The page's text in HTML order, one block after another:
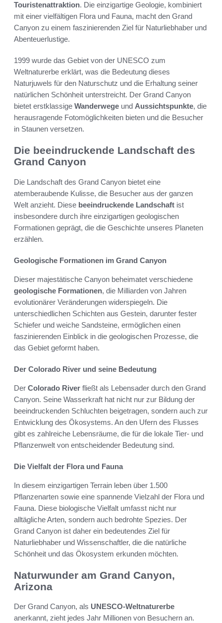
Touristenattraktion. Die einzigartige Geologie, kombiniert
mit einer vielfältigen Flora und Fauna, macht den Grand
Canyon zu einem faszinierenden Ziel für Naturliebhaber und
Abenteuerlustige.
1999 wurde das Gebiet von der UNESCO zum
Weltnaturerbe erklärt, was die Bedeutung dieses
Naturjuwels für den Naturschutz und die Erhaltung seiner
natürlichen Schönheit unterstreicht. Der Grand Canyon
bietet erstklassige Wanderwege und Aussichtspunkte, die
herausragende Fotomöglichkeiten bieten und die Besucher
in Staunen versetzen.
Die beeindruckende Landschaft des
Grand Canyon
Die Landschaft des Grand Canyon bietet eine
atemberaubende Kulisse, die Besucher aus der ganzen
Welt anzieht. Diese beeindruckende Landschaft ist
insbesondere durch ihre einzigartigen geologischen
Formationen geprägt, die die Geschichte unseres Planeten
erzählen.
Geologische Formationen im Grand Canyon
Dieser majestätische Canyon beheimatet verschiedene
geologische Formationen, die Milliarden von Jahren
evolutionärer Veränderungen widerspiegeln. Die
unterschiedlichen Schichten aus Gestein, darunter fester
Schiefer und weiche Sandsteine, ermöglichen einen
faszinierenden Einblick in die geologischen Prozesse, die
das Gebiet geformt haben.
Der Colorado River und seine Bedeutung
Der Colorado River fließt als Lebensader durch den Grand
Canyon. Seine Wasserkraft hat nicht nur zur Bildung der
beeindruckenden Schluchten beigetragen, sondern auch zur
Entwicklung des Ökosystems. An den Ufern des Flusses
gibt es zahlreiche Lebensräume, die für die lokale Tier- und
Pflanzenwelt von entscheidender Bedeutung sind.
Die Vielfalt der Flora und Fauna
In diesem einzigartigen Terrain leben über 1.500
Pflanzenarten sowie eine spannende Vielzahl der Flora und
Fauna. Diese biologische Vielfalt umfasst nicht nur
alltägliche Arten, sondern auch bedrohte Spezies. Der
Grand Canyon ist daher ein bedeutendes Ziel für
Naturliebhaber und Wissenschaftler, die die natürliche
Schönheit und das Ökosystem erkunden möchten.
Naturwunder am Grand Canyon,
Arizona
Der Grand Canyon, als UNESCO-Weltnaturerbe
anerkannt, zieht jedes Jahr Millionen von Besuchern an.